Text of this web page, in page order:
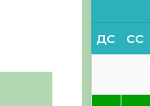
ДС СС